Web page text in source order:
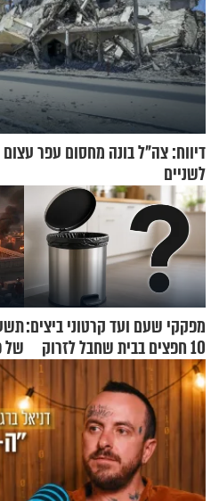
דיווח: צה"ל בונה מחסום עפר
לשניים
מפקקי שעם ועד קרטוני ביצים:
10 חפצים בבית שחבל לזרוק
לפח
של